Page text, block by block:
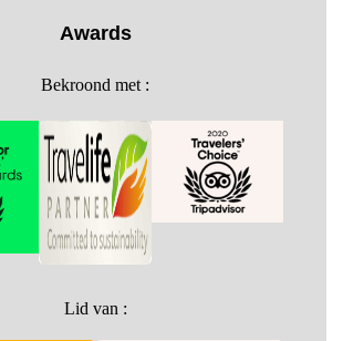
Awards
Bekroond met :
Lid van :